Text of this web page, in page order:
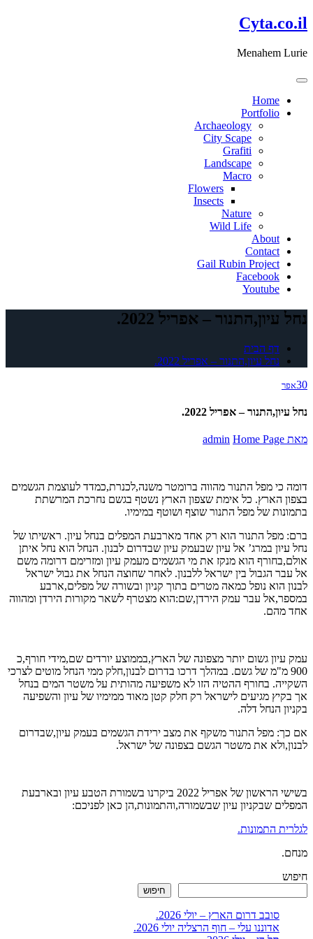
דלג
לתוכן
Cyta.co.il
Menahem Lurie
Home
Portfolio
Archaeology
City Scape
Grafiti
Landscape
Macro
Flowers
Insects
Nature
Wild Life
About
Contact
Gail Rubin Project
Facebook
Youtube
נחל עיון,התנור – אפריל 2022.
דף הבית
נחל עיון,התנור – אפריל 2022.
30אפר
נחל עיון,התנור – אפריל 2022.
מאת admin Home Page
דומה כי מפל התנור מהווה ברומטר משנה,לכנרת,כמדד לעוצמת הגשמים
בצפון הארץ. כל אימת שצפון הארץ נשטף בגשם נחרכת המרשתת
בתמונות של מפל התנור שוצף ושוטף במימיו.
ברם: מפל התנור הוא רק אחד מארבעת המפלים בנחל עיון. ראשיתו של
נחל עיון במרג’ אל עיון שבעמק עיון שבדרום לבנון. הנחל הוא נחל איתן
אולם,בחורף הוא מנקז את מי הגשמים מעמק עיון ומזרימם דרומה משם
אל עבר הגבול בין ישראל ללבנון. לאחר שחוצה הנחל את גבול ישראל
לבנון הוא נופל כמאה מטרים בתוך קניון ובשורה של מפלים,ארבע
במספר,אל עבר עמק הירדן,שם:הוא מצטרף לשאר מקורות הירדן ומהווה
אחד מהם.
עמק עיון גשום יותר מצפונה של הארץ,בממוצע יורדים שם,מידי חורף,כ
900 מ"מ של גשם. במהלך דרכו בדרום לבנון,חלק ממי הנחל מוטים לצרכי
השקייה. בחורף ההטיה הזו לא משפיעה מהותית על משטר המים בנחל
אך בקיץ מגיעים לישראל רק חלק קטן מאוד ממימיו של עיון והשפיעה
בקניון הנחל דלה.
אם כך: מפל התנור משקף את מצב ירידת הגשמים בעמק עיון,שבדרום
לבנון,ולא את משטר הגשם בצפונה של ישראל.
בשישי הראשון של אפריל 2022 ביקרנו בשמורת הטבע עיון ובארבעת
המפלים שבקניון עיון שבשמורה,והתמונות,הן כאן לפניכם:
לגלרית התמונות.
מנחם.
חיפוש
חיפוש
סובב דרום הארץ – יולי 2026.
אדוננו עלי – חוף הרצליה יולי 2026.